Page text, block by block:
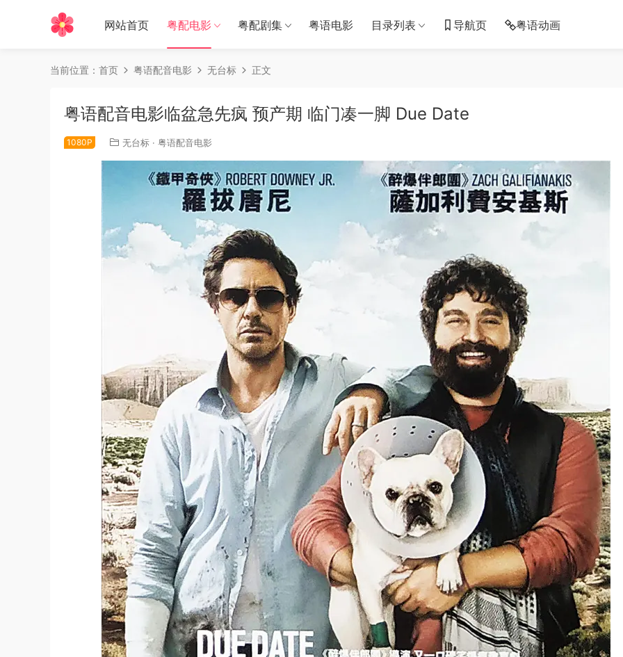
网站首页 粤配电影 粤配剧集 粤语电影 目录列表 导航页 粤语动画
当前位置： 首页 粤语配音电影 无台标 正文
粤语配音电影临盆急先疯 预产期 临门凑一脚 Due Date
1080P 无台标 · 粤语配音电影